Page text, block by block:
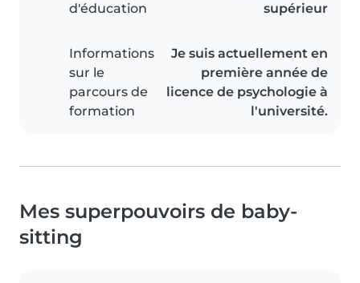
d'éducation
supérieur
Informations
sur le
parcours de
formation
Je suis actuellement en
première année de
licence de psychologie à
l'université.
Mes superpouvoirs de baby-
sitting